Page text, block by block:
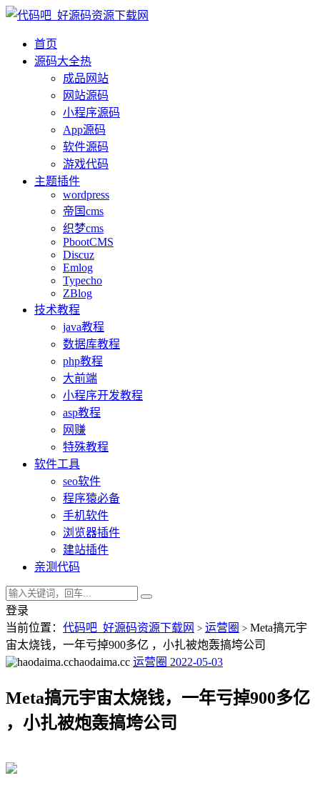
首页
源码大全热
成品网站
网站源码
小程序源码
App源码
软件源码
游戏代码
主题插件
wordpress
帝国cms
织梦cms
PbootCMS
Discuz
Emlog
Typecho
ZBlog
技术教程
java教程
数据库教程
php教程
大前端
小程序开发教程
asp教程
网赚
特殊教程
软件工具
seo软件
程序猿必备
手机软件
浏览器插件
建站插件
亲测代码
登录
当前位置： 代码吧_好源码资源下载网 > 运营圈 > Meta搞元宇
宙太烧钱，一年亏掉900多亿 ，小扎被炮轰搞垮公司
haodaima.cc 运营圈 2022-05-03
Meta搞元宇宙太烧钱，一年亏掉900多亿
，小扎被炮轰搞垮公司